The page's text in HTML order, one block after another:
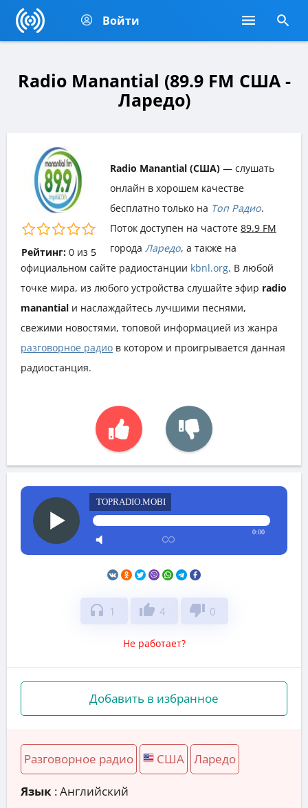
Войти
Radio Manantial (89.9 FM США -
Ларедо)
Рейтинг: 0из 5
Radio Manantial (США) — слушать
онлайн в хорошем качестве
бесплатно только на Топ Радио.
Поток доступен на частоте 89.9 FM
города Ларедо, а также на
официальном сайте радиостанции kbnl.org. В любой
точке мира, из любого устройства слушайте эфир radio
manantial и наслаждайтесь лучшими песнями,
свежими новостями, топовой информацией из жанра
разговорное радио в котором и проигрывается данная
радиостанция.
TOPRADIO.MOBI
0:00
headphones 1 thumb_up 4 thumb_down 0
Не работает?
Добавить в избранное
Разговорное радио США Ларедо
Язык : Английский